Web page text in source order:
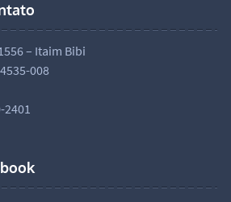
– Itaim Bibi
008
2401